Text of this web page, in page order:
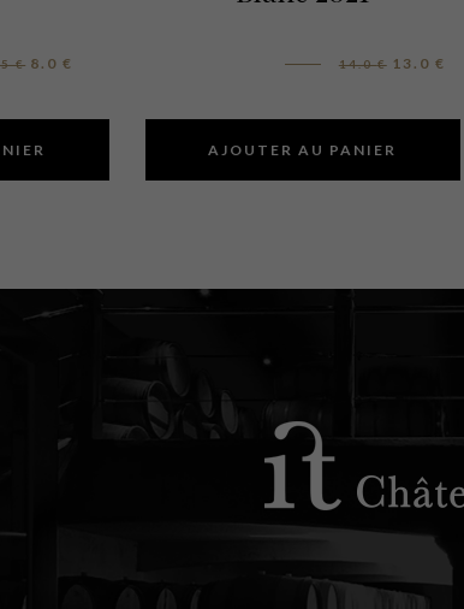
€ 8.0€ 14.0€ 13.0 €
AJOUTER AU PANIER